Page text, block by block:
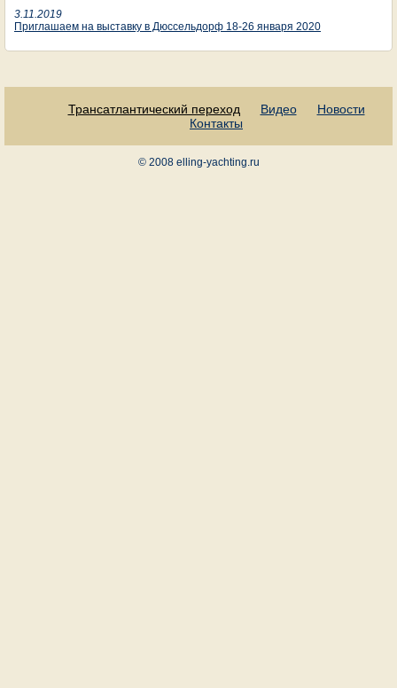
3.11.2019
Приглашаем на выставку в Дюссельдорф 18-26 января 2020
Трансатлантический переход Видео
Новости
Контакты
© 2008 elling-yachting.ru